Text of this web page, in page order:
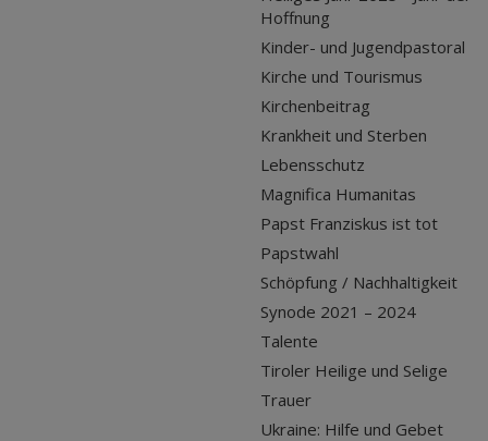
Hoffnung
Kinder- und Jugendpastoral
Kirche und Tourismus
Kirchenbeitrag
Krankheit und Sterben
Lebensschutz
Magnifica Humanitas
Papst Franziskus ist tot
Papstwahl
Schöpfung / Nachhaltigkeit
Synode 2021 – 2024
Talente
Tiroler Heilige und Selige
Trauer
Ukraine: Hilfe und Gebet